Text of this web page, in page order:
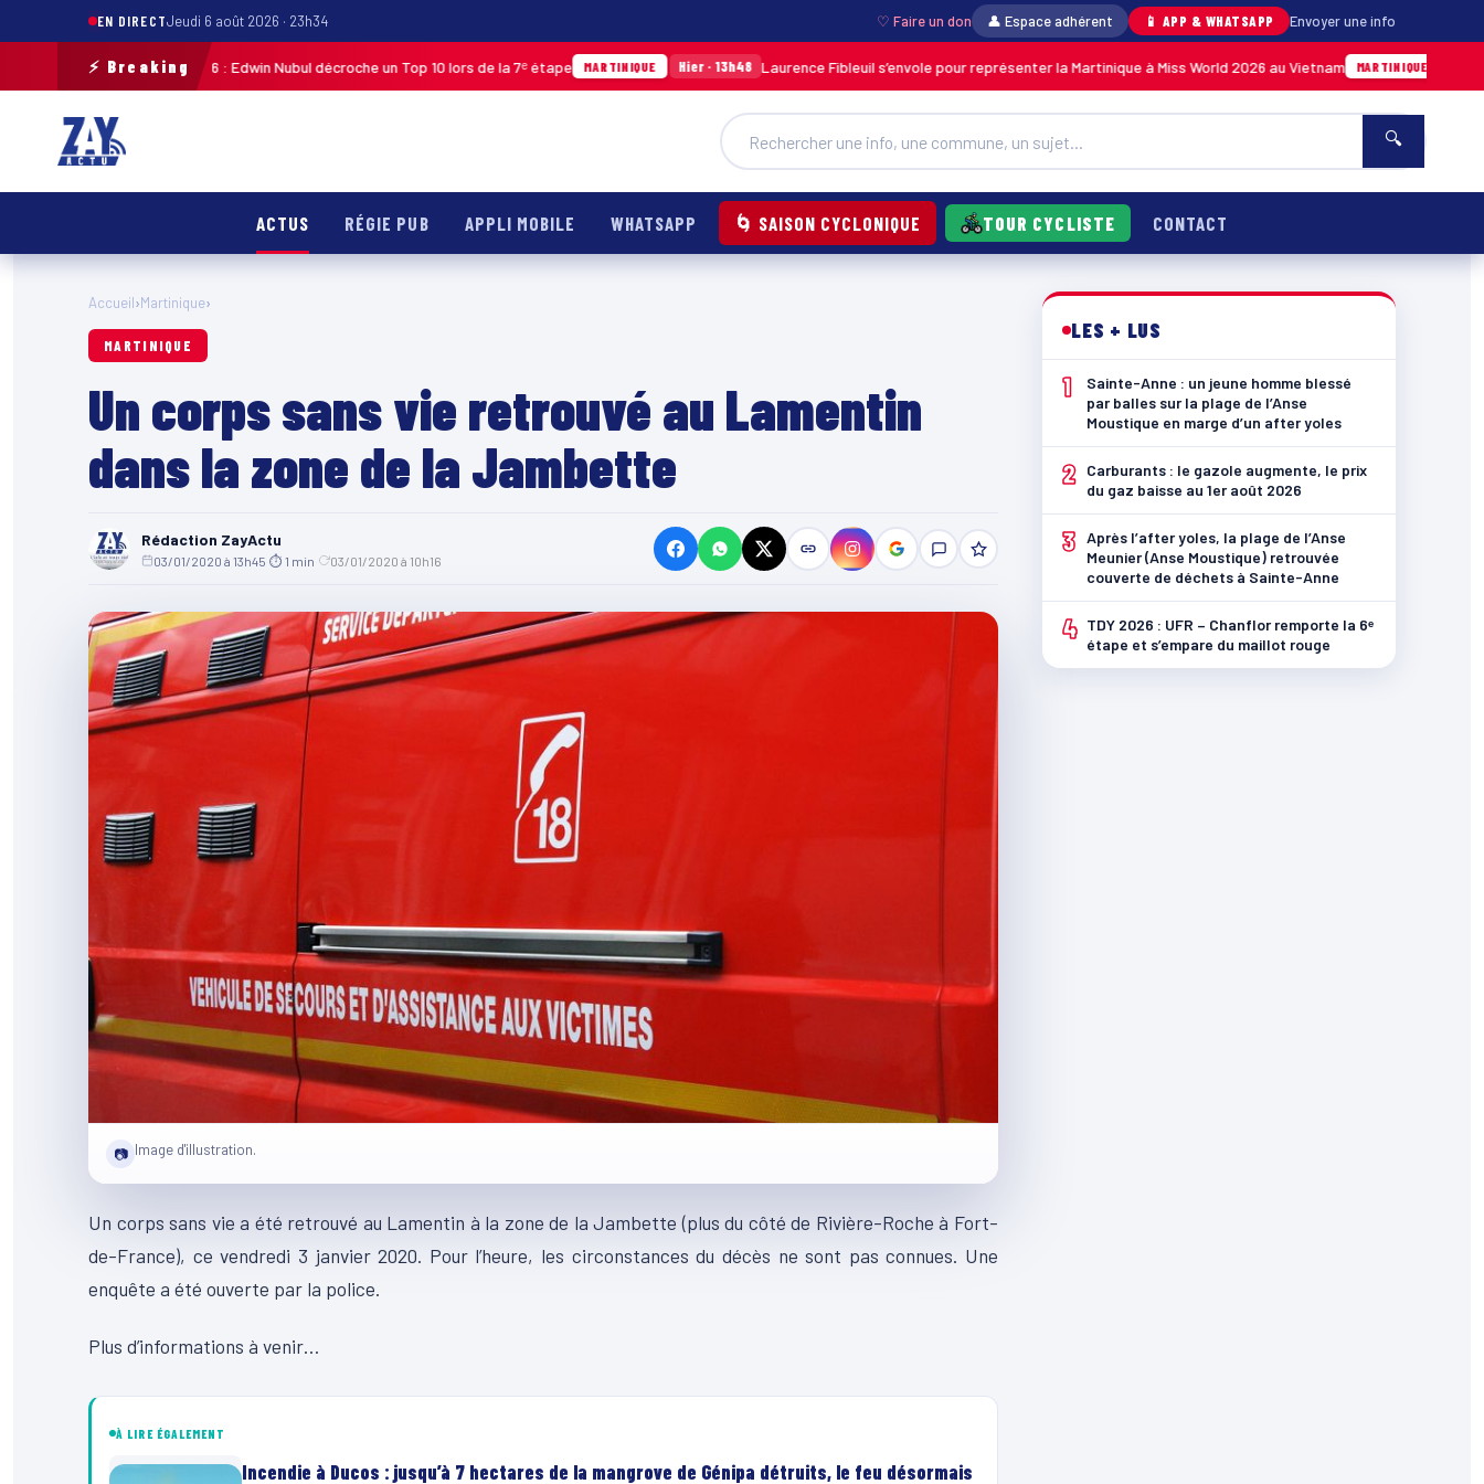
EN DIRECTJeudi 6 août 2026 · 23h34 ♡ Faire un don 👤 Espace adhérent 📱 APP & WHATSAPP Envoyer une info
⚡ Breaking
de Guadeloupe 2026 : Edwin Nubul décroche un Top 10 lors de la 7ᵉ étape MARTINIQUE Hier · 13h48 Laurence Fibleuil s’envole pour représenter la Martinique à Miss World 2026 au Vietnam MARTINIQUE 05/08 · 14h14
🔍
ACTUS RÉGIE PUB APPLI MOBILE WHATSAPP 🌀 SAISON CYCLONIQUE TOUR CYCLISTE CONTACT
Accueil›Martinique›
MARTINIQUE
Un corps sans vie retrouvé au Lamentin
dans la zone de la Jambette
Rédaction ZayActu
03/01/2020 à 13h45 ⏱ 1 min 03/01/2020 à 10h16
📷 Image d'illustration.
Un corps sans vie a été retrouvé au Lamentin à la zone de la Jambette (plus du côté de Rivière-Roche à Fort-
de-France), ce vendredi 3 janvier 2020. Pour l’heure, les circonstances du décès ne sont pas connues. Une
enquête a été ouverte par la police.
Plus d’informations à venir…
À LIRE ÉGALEMENT
Incendie à Ducos : jusqu’à 7 hectares de la mangrove de Génipa détruits, le feu désormais
LES + LUS
1
Sainte-Anne : un jeune homme blessé
par balles sur la plage de l’Anse
Moustique en marge d’un after yoles
2
Carburants : le gazole augmente, le prix
du gaz baisse au 1er août 2026
3 Après l’after yoles, la plage de l’Anse
Meunier (Anse Moustique) retrouvée
couverte de déchets à Sainte-Anne
4 TDY 2026 : UFR – Chanflor remporte la 6ᵉ
étape et s’empare du maillot rouge